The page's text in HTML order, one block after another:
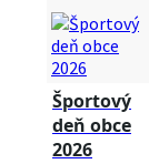
Športový
deň obce
2026